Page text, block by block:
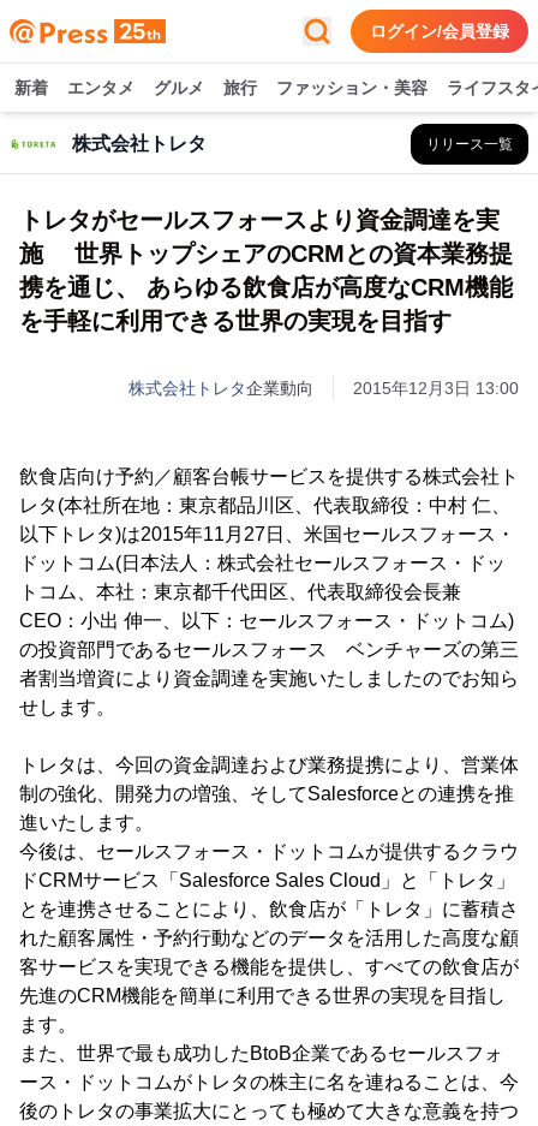
ログイン/会員登録
新着 エンタメ グルメ 旅行 ファッション・美容 ライフスタ
株式会社トレタ リリース一覧
トレタがセールスフォースより資金調達を実
施 世界トップシェアのCRMとの資本業務提
携を通じ、 あらゆる飲食店が高度なCRM機能
を手軽に利用できる世界の実現を目指す
株式会社トレタ企業動向 2015年12月3日 13:00
飲食店向け予約／顧客台帳サービスを提供する株式会社ト
レタ(本社所在地：東京都品川区、代表取締役：中村 仁、
以下トレタ)は2015年11月27日、米国セールスフォース・
ドットコム(日本法人：株式会社セールスフォース・ドッ
トコム、本社：東京都千代田区、代表取締役会長兼
CEO：小出 伸一、以下：セールスフォース・ドットコム)
の投資部門であるセールスフォース ベンチャーズの第三
者割当増資により資金調達を実施いたしましたのでお知ら
せします。
トレタは、今回の資金調達および業務提携により、営業体
制の強化、開発力の増強、そしてSalesforceとの連携を推
進いたします。
今後は、セールスフォース・ドットコムが提供するクラウ
ドCRMサービス「Salesforce Sales Cloud」と「トレタ」
とを連携させることにより、飲食店が「トレタ」に蓄積さ
れた顧客属性・予約行動などのデータを活用した高度な顧
客サービスを実現できる機能を提供し、すべての飲食店が
先進のCRM機能を簡単に利用できる世界の実現を目指し
ます。
また、世界で最も成功したBtoB企業であるセールスフォ
ース・ドットコムがトレタの株主に名を連ねることは、今
後のトレタの事業拡大にとっても極めて大きな意義を持つ